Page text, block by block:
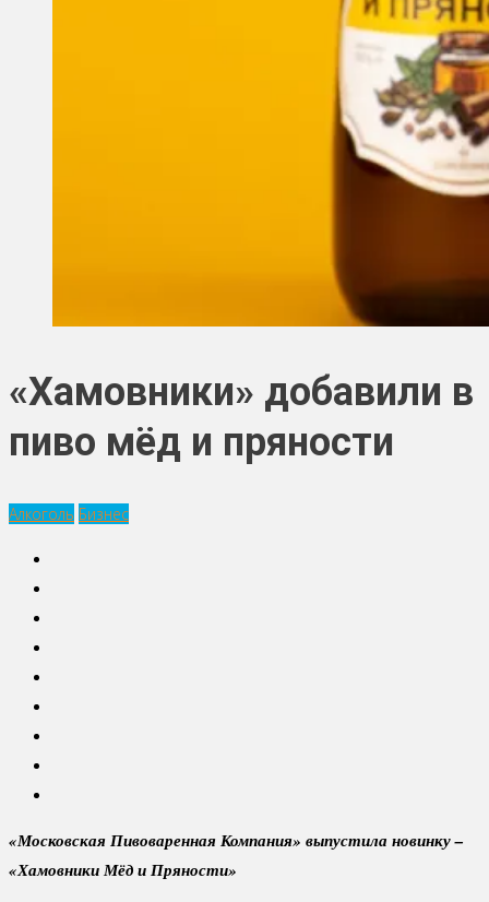
«Хамовники» добавили в
пиво мёд и пряности
Алкоголь Бизнес
«Московская Пивоваренная Компания» выпустила новинку –
«Хамовники Мёд и Пряности»